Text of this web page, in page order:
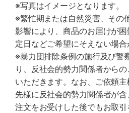
※写真はイメージとなります。
※繁忙期または自然災害、その
影響により、商品のお届けが
定日などご希望にそえない場合
※暴力団排除条例の施行及び警
り、反社会的勢力関係者から
いただきます。なお、ご依頼
先様に反社会的勢力関係者が
注文をお受けした後でもお取